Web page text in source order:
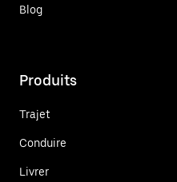
Blog
Produits
Trajet
Conduire
Livrer